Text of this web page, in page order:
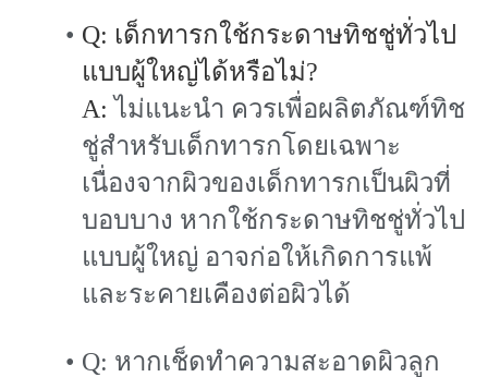
Q: เด็กทารกใช้กระดาษทิชชู่ทั่วไป
แบบผู้ใหญ่ได้หรือไม่?
A:ไม่แนะนำ ควรเพื่อผลิตภัณฑ์ทิช
ชู่สำหรับเด็กทารกโดยเฉพาะ
เนื่องจากผิวของเด็กทารกเป็นผิวที่
บอบบาง หากใช้กระดาษทิชชู่ทั่วไป
แบบผู้ใหญ่ อาจก่อให้เกิดการแพ้
และระคายเคืองต่อผิวได้
Q: หากเช็ดทำความสะอาดผิวลูก